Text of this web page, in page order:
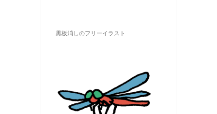
黒板消しのフリーイラスト